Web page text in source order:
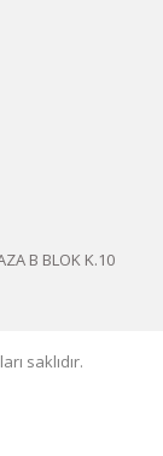
B BLOK K.10
saklıdır.